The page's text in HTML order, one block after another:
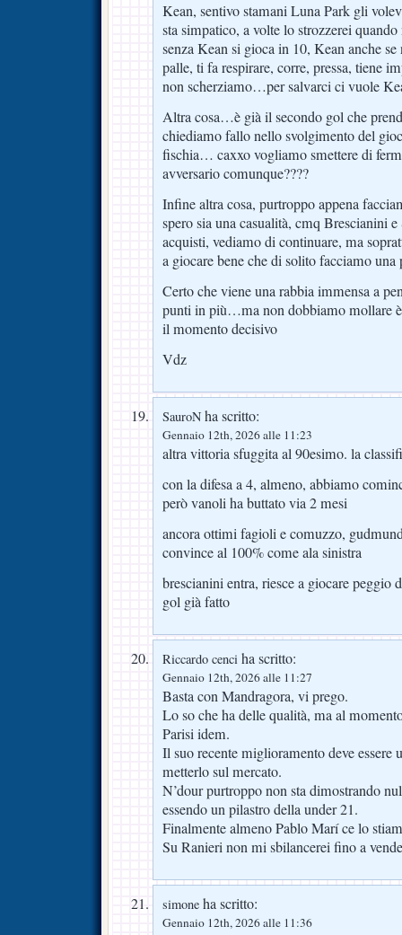
Kean, sentivo stamani Luna Park gli
sta simpatico, a volte lo strozzerei
senza Kean si gioca in 10, Kean anche
palle, ti fa respirare, corre, pressa, tiene
non scherziamo…per salvarci ci vuole
Altra cosa…è già il secondo gol che
chiediamo fallo nello svolgimento del
fischia… caxxo vogliamo smettere di
avversario comunque????
Infine altra cosa, purtroppo appena
spero sia una casualità, cmq Brescianini
acquisti, vediamo di continuare, ma
a giocare bene che di solito facciamo una
Certo che viene una rabbia immensa a
punti in più…ma non dobbiamo mollare
il momento decisivo
Vdz
SauroN ha scritto:
Gennaio 12th, 2026 alle 11:23
altra vittoria sfuggita al 90esimo. la
con la difesa a 4, almeno, abbiamo
però vanoli ha buttato via 2 mesi
ancora ottimi fagioli e comuzzo,
convince al 100% come ala sinistra
brescianini entra, riesce a giocare peggio
gol già fatto
Riccardo cenci ha scritto:
Gennaio 12th, 2026 alle 11:27
Basta con Mandragora, vi prego.
Lo so che ha delle qualità, ma al
Parisi idem.
Il suo recente miglioramento deve essere
metterlo sul mercato.
N’dour purtroppo non sta dimostrando
essendo un pilastro della under 21.
Finalmente almeno Pablo Marí ce lo
Su Ranieri non mi sbilancerei fino a
simone ha scritto:
Gennaio 12th, 2026 alle 11:36